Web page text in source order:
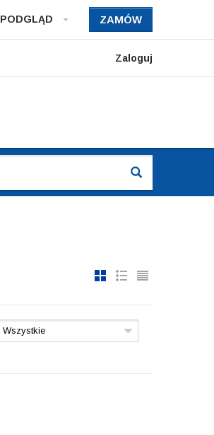
PODGLĄD ZAMÓW
Zaloguj